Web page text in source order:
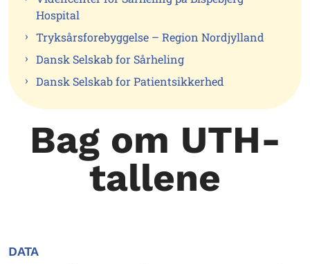
Hospital
Tryksårsforebyggelse – Region Nordjylland
Dansk Selskab for Sårheling
Dansk Selskab for Patientsikkerhed
Bag om UTH-
tallene
DATA